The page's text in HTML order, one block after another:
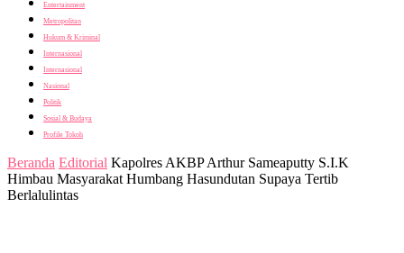
Entertainment
Metropolitan
Hukum & Kriminal
Internasional
Internasional
Nasional
Politik
Sosial & Budaya
Profile Tokoh
Beranda Editorial Kapolres AKBP Arthur Sameaputty S.I.K
Himbau Masyarakat Humbang Hasundutan Supaya Tertib
Berlalulintas